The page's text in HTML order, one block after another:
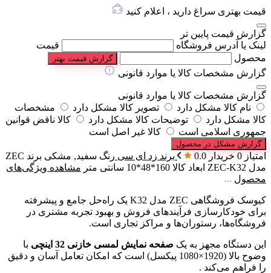
قیمت بهتری سراغ دارید ، اعلام کنید
گزارش قیمت پایین تر
لینک یا آدرس فروشگاه
قیمت
محصول
گزارش قیمت بهتر
گزارش مشخصات کالا یا موارد قانونی
گزارش مشخصات کالا یا موارد قانونی
نام کالا مشکل دارد
تصویر کالا مشکل دارد
مشخصات
کالا مشکل دارد
توضیحات کالا مشکل دارد
کالا ناقض قوانین
جمهوری اسلامی است
کالا غیر اصل است
گزارش مشکل در محصول
امتیاز 0 خریدار 0.0 برند زد ای سی رنگ سفید, مشکی برند ZEC
مدل ZEC-K32 ابعاد کالا 160*48*10 سانتی متر
مشاهده ویژگی‌های
محصول
کیوسک فروشگاهی ZEC مدل K32 یک راه‌حل جامع و پیشرفته
برای خودکارسازی فرآیندهای فروش و بهبود تجربه مشتری در
فروشگاه‌ها، رستوران‌ها و مراکز تجاری است.
این دستگاه مجهز به یک صفحه نمایش لمسی خازنی 32 اینچی
با
وضوح بالا (1920×1080 پیکسل) است که امکان تعامل آسان و دقیق
را فراهم می‌کند .